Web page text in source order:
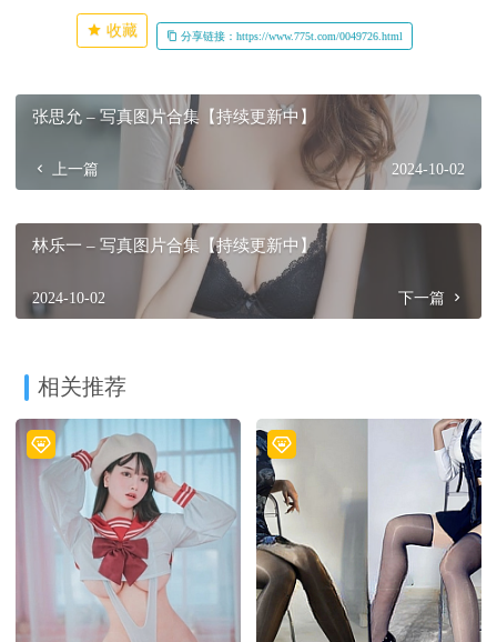
收藏 分享链接：https://www.775t.com/0049726.html
张思允 – 写真图片合集【持续更新中】
上一篇 2024-10-02
林乐一 – 写真图片合集【持续更新中】
2024-10-02 下一篇
相关推荐